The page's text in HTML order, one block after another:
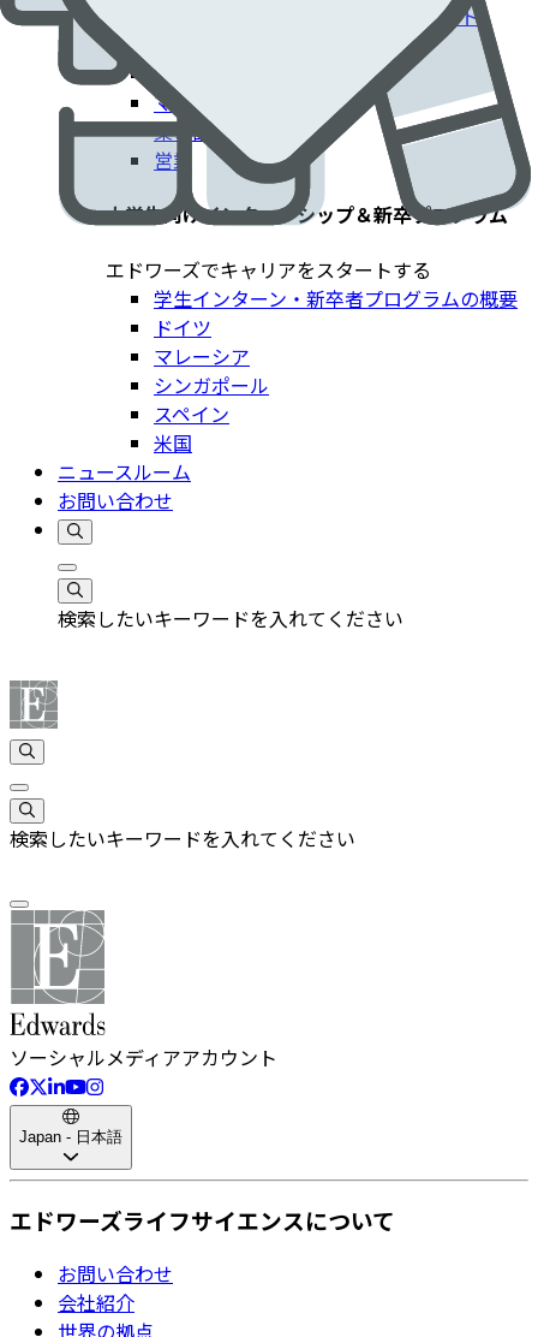
フィールドクリニカルスペシャリスト
製造工場
マーケティング
薬事部門
営業
大学生向けインターンシップ＆新卒プログラム
エドワーズでキャリアをスタートする
学生インターン・新卒者プログラムの概要
ドイツ
マレーシア
シンガポール
スペイン
米国
ニュースルーム
お問い合わせ
検索したいキーワードを入れてください
検索したいキーワードを入れてください
ソーシャルメディアアカウント
Japan - 日本語
エドワーズライフサイエンスについて
お問い合わせ
会社紹介
世界の拠点